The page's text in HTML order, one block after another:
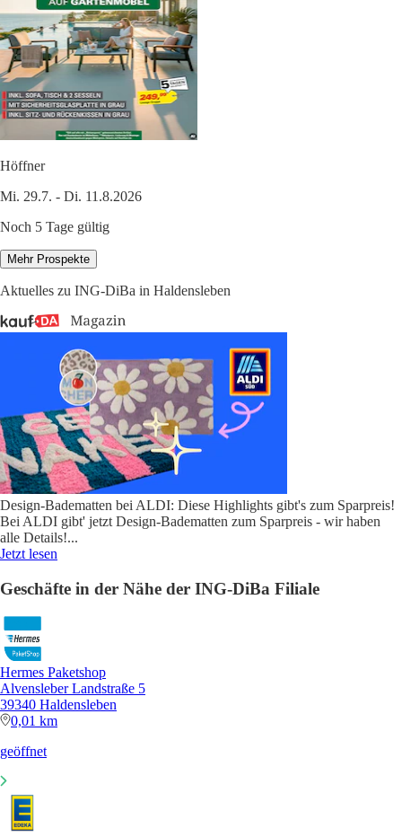
Höffner
Mi. 29.7. - Di. 11.8.2026
Noch 5 Tage gültig
Mehr Prospekte
Aktuelles zu ING-DiBa in Haldensleben
Design-Badematten bei ALDI: Diese Highlights gibt's zum Sparpreis!
Bei ALDI gibt' jetzt Design-Badematten zum Sparpreis - wir haben
alle Details!...
Jetzt lesen
Geschäfte in der Nähe der ING-DiBa Filiale
Hermes Paketshop
Alvensleber Landstraße 5
39340 Haldensleben
0,01 km
geöffnet